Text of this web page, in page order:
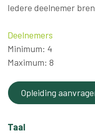
Iedere deelnemer
Deelnemers
Minimum: 4
Maximum: 8
Opleiding
Taal